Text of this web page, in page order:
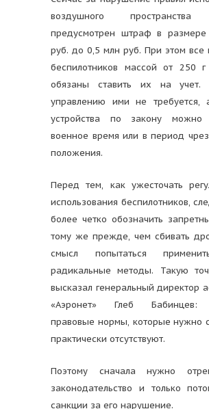
воздушного пространства
предусмотрен штраф в
руб. до 0,5 млн руб. При этом все
беспилотников массой от 250
обязаны ставить их на учет.
управлению ими не требуется,
устройства по закону можно
военное время или в период
положения.
Перед тем, как ужесточать
использования беспилотников,
более четко обозначить
тому же прежде, чем сбивать
смысл попытаться
радикальные методы. Такую
высказал генеральный директор
«Аэронет» Глеб Бабинцев:
правовые нормы, которые нужно
практически отсутствуют.
Поэтому сначала нужно
законодательство и только
санкции за его нарушение.